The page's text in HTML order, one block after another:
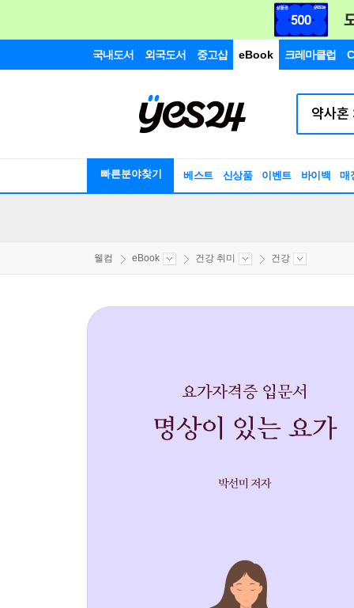
국내도서 외국도서 중고샵 eBook 크레마클럽
빠른분야찾기 베스트 신상품 이벤트 바이백 매
웰컴 eBook 건강 취미 건강